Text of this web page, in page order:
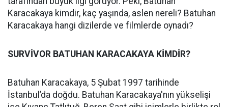
Karacakaya kimdir, kaç yaşında, aslen nereli? Batuhan
Karacakaya hangi dizilerde ve filmlerde oynadı?
SURVİVOR BATUHAN KARACAKAYA KİMDİR?
Batuhan Karacakaya, 5 Şubat 1997 tarihinde
İstanbul’da doğdu. Batuhan Karacakaya'nın yükselişi